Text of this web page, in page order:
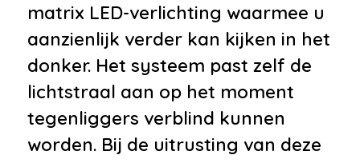
•Meridian surround system
•Audio installatie high end
•Bluetooth
telefoonvoorbereiding
•DVD speler
•Head-up display
matrix LED-verlichting waarmee u
aanzienlijk verder kan kijken in het
donker. Het systeem past zelf de
lichtstraal aan op het moment
tegenliggers verblind kunnen
worden. Bij de uitrusting van deze